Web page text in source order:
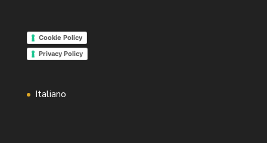
Cookie Policy
Privacy Policy
Italiano